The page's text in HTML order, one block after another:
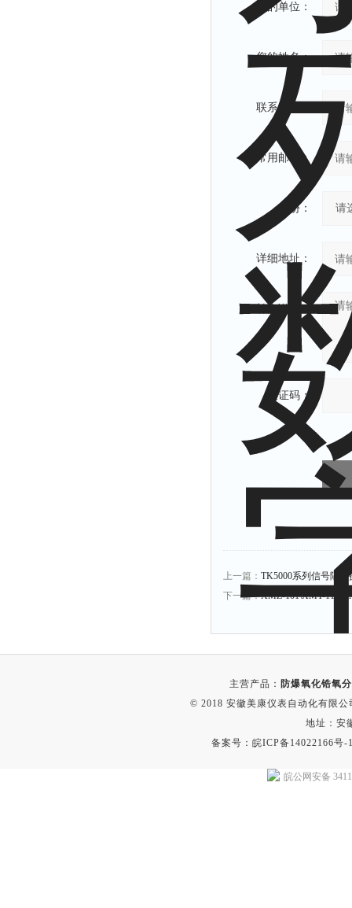
您的单位：
您的姓名：
联系电话：
常用邮箱：
省份：
详细地址：
验证码：
上一篇： TK5000系列信号隔离
下一篇：XMZ-101\XMT-
主营产品： 防爆氧化锆氧
© 2018 安徽美康仪表自动化有限
地址：安
备案号：皖ICP备14022166号-
皖公网安备